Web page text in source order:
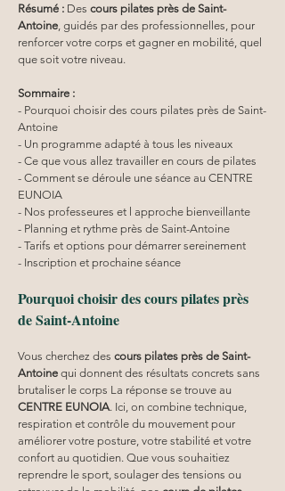
Résumé : Des cours pilates près de Saint-
Antoine , guidés par des professionnelles, pour
renforcer votre corps et gagner en mobilité, quel
que soit votre niveau.
Sommaire :
- Pourquoi choisir des cours pilates près de Saint-
Antoine
- Un programme adapté à tous les niveaux
- Ce que vous allez travailler en cours de pilates
- Comment se déroule une séance au CENTRE
EUNOIA
- Nos professeures et l approche bienveillante
- Planning et rythme près de Saint-Antoine
- Tarifs et options pour démarrer sereinement
- Inscription et prochaine séance
Pourquoi choisir des cours pilates près
de Saint-Antoine
Vous cherchez des cours pilates près de Saint-
Antoine qui donnent des résultats concrets sans
brutaliser le corps La réponse se trouve au
CENTRE EUNOIA. Ici, on combine technique,
respiration et contrôle du mouvement pour
améliorer votre posture, votre stabilité et votre
confort au quotidien. Que vous souhaitiez
reprendre le sport, soulager des tensions ou